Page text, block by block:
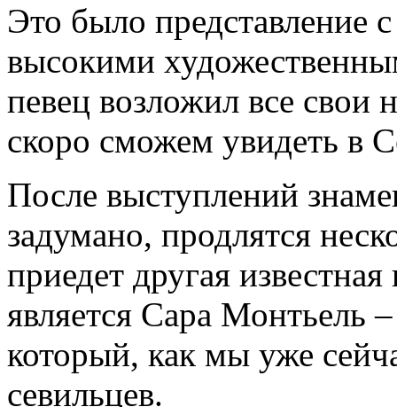
Это было
высокими
певец возложил все
скоро сможем увидеть в
После выступлений
задумано, продлятся
приедет другая
является Сара Монтьель
который, как мы уже
севильцев.